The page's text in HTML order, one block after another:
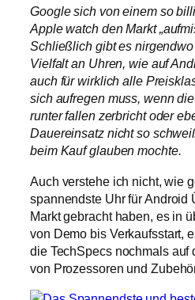
Google sich von einem so
Apple watch den Markt
Schließlich gibt es
Vielfalt an Uhren, wie auf
auch für wirklich alle
sich aufregen muss, wenn
runter fallen zerbricht oder
Dauereinsatz nicht so
beim Kauf glauben mochte.
Auch verstehe ich nicht, wie
spannendste Uhr für Android
Markt gebracht haben, es in
von Demo bis Verkaufsstart,
die TechSpecs nochmals auf
von Prozessoren und